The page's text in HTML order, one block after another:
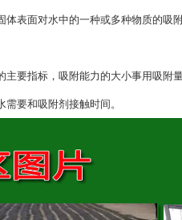
表面对水中的一种或多种物质的吸
主要指标，吸附能力的大小事用吸
要和吸附剂接触时间。